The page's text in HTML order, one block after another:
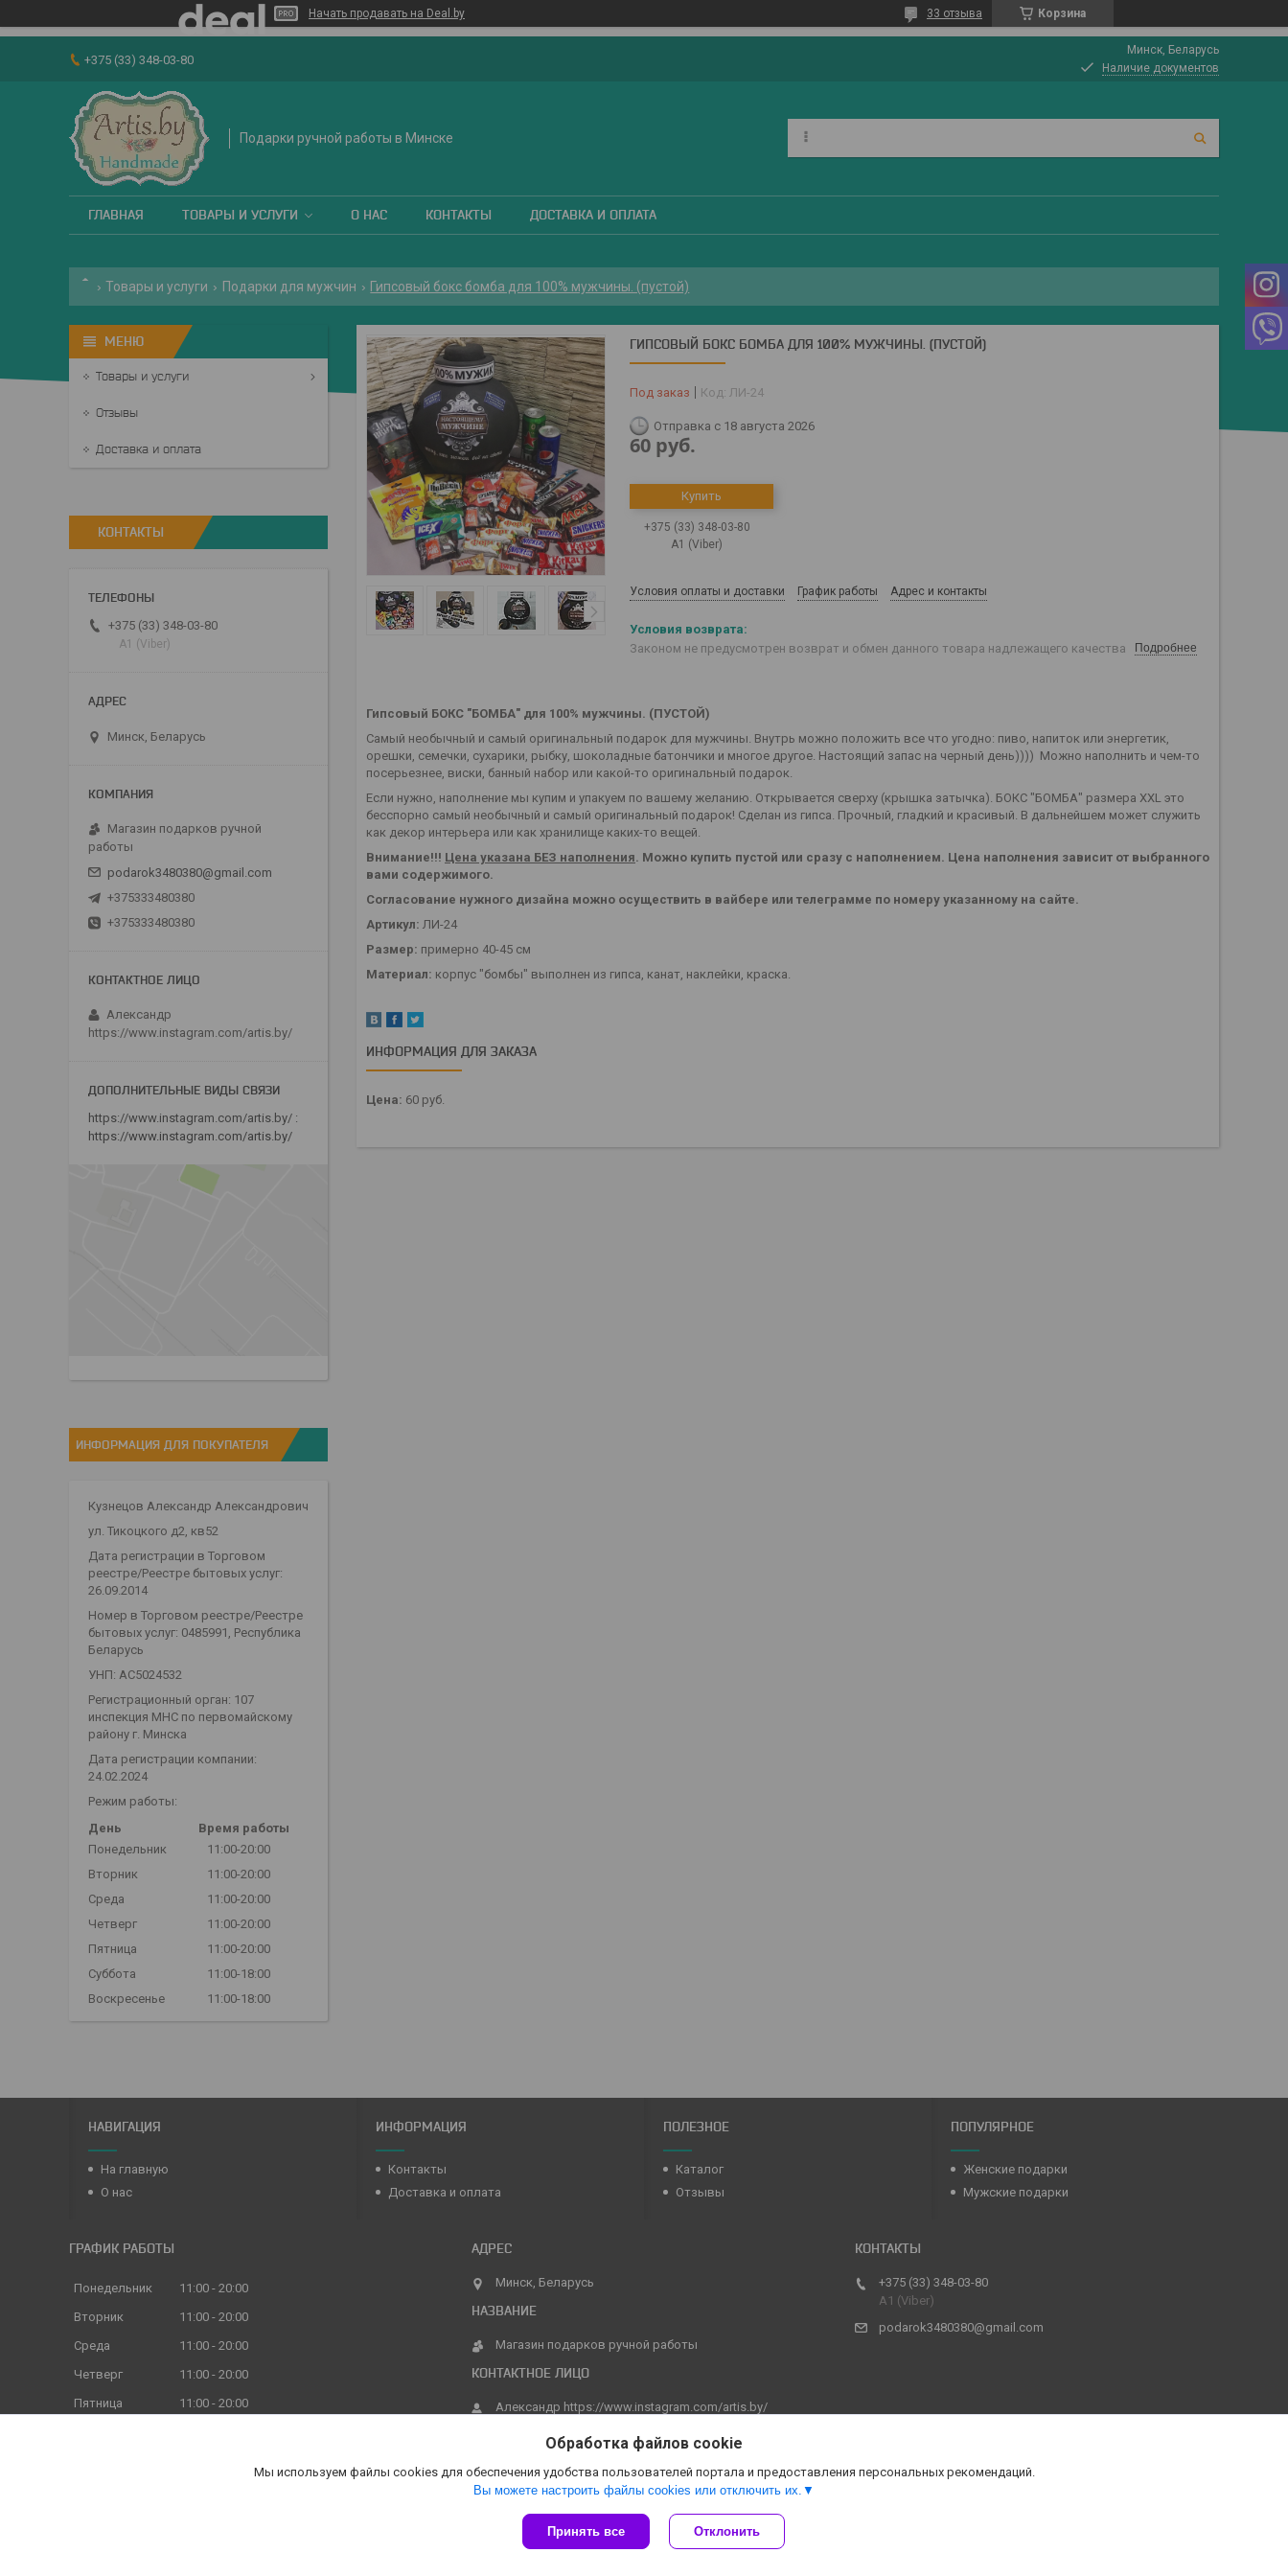
Начать продавать на Deal.by Корзина
33 отзыва
+375 (33) 348-03-80
Минск, Беларусь
Наличие документов
Подарки ручной работы в Минске
ГЛАВНАЯ ТОВАРЫ И УСЛУГИ О НАС КОНТАКТЫ ДОСТАВКА И ОПЛАТА
Товары и услуги Подарки для мужчин Гипсовый бокс бомба для 100% мужчины. (пустой)
ГИПСОВЫЙ БОКС БОМБА ДЛЯ 100% МУЖЧИНЫ. (ПУСТОЙ)
Под заказ Код: ЛИ-24
Отправка с 18 августа 2026
60 руб.
Купить
+375 (33) 348-03-80
А1 (Viber)
Условия оплаты и доставки График работы Адрес и контакты
Законом не предусмотрен возврат и обмен данного товара надлежащего качества Подробнее
Гипсовый БОКС "БОМБА" для 100% мужчины. (ПУСТОЙ)
Самый необычный и самый оригинальный подарок для мужчины. Внутрь можно положить все что угодно: пиво, напиток или энергетик,
орешки, семечки, сухарики, рыбку, шоколадные батончики и многое другое. Настоящий запас на черный день)))) Можно наполнить и чем-то
посерьезнее, виски, банный набор или какой-то оригинальный подарок.
Если нужно, наполнение мы купим и упакуем по вашему желанию. Открывается сверху (крышка затычка). БОКС "БОМБА" размера XXL это
беcспорно самый необычный и самый оригинальный подарок! Сделан из гипса. Прочный, гладкий и красивый. В дальнейшем может служить
как декор интерьера или как хранилище каких-то вещей.
Внимание!!! Цена указана БЕЗ наполнения. Можно купить пустой или сразу с наполнением. Цена наполнения зависит от выбранного
вами содержимого.
Согласование нужного дизайна можно осуществить в вайбере или телеграмме по номеру указанному на сайте.
Артикул: ЛИ-24
Размер: примерно 40-45 см
Материал: корпус "бомбы" выполнен из гипса, канат, наклейки, краска.
ИНФОРМАЦИЯ ДЛЯ ЗАКАЗА
Цена: 60 руб.
Товары и услуги
Отзывы
Доставка и оплата
КОНТАКТЫ
+375 (33) 348-03-80
А1 (Viber)
Минск, Беларусь
Магазин подарков ручной
работы
podarok3480380@gmail.com
+375333480380
+375333480380
Александр
https://www.instagram.com/artis.by/
https://www.instagram.com/artis.by/
https://www.instagram.com/artis.by/
ИНФОРМАЦИЯ ДЛЯ ПОКУПАТЕЛЯ
Кузнецов Александр Александрович
ул. Тикоцкого д2, кв52
Дата регистрации в Торговом
реестре/Реестре бытовых услуг:
26.09.2014
Номер в Торговом реестре/Реестре
бытовых услуг: 0485991, Республика
Беларусь
УНП: АС5024532
Регистрационный орган: 107
инспекция МНС по первомайскому
району г. Минска
Дата регистрации компании:
24.02.2024
Режим работы:
День
Время работы
Понедельник
11:00-20:00
Вторник
11:00-20:00
Среда
11:00-20:00
Четверг
11:00-20:00
Пятница
11:00-20:00
Суббота
11:00-18:00
Воскресенье
11:00-18:00
НАВИГАЦИЯ
На главную
О нас
ИНФОРМАЦИЯ
Контакты
Доставка и оплата
ПОЛЕЗНОЕ
Каталог
Отзывы
ПОПУЛЯРНОЕ
Женские подарки
Мужские подарки
ГРАФИК РАБОТЫ
Понедельник 11:00
20:00
Вторник
11:00
20:00
Среда
11:00
20:00
Четверг
11:00
20:00
Пятница
11:00
20:00
Минск, Беларусь
Магазин подарков ручной работы
Александр https://www.instagram.com/artis.by/
+375 (33) 348-03-80
А1 (Viber)
podarok3480380@gmail.com
Сайт создан на платформе Deal.by
Политика обработки файлов cookies
Обработка файлов cookie
Мы используем файлы cookies для обеспечения удобства пользователей портала и предоставления персональных рекомендаций.
Вы можете настроить файлы cookies или отключить их.
Принять все Отклонить